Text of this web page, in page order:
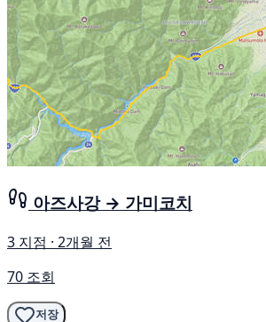
아즈사강 → 가미코치
3 지점 · 2개월 전
70 조회
저장